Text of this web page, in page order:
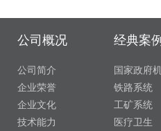
公司概况
公司简介
企业荣誉
企业文化
技术能力
经典案例
国家政府
铁路系统
工矿系统
医疗卫生